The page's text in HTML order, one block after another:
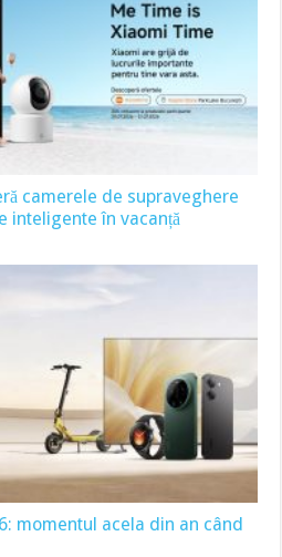
camerele de supraveghere
inteligente în vacanță
momentul acela din an când